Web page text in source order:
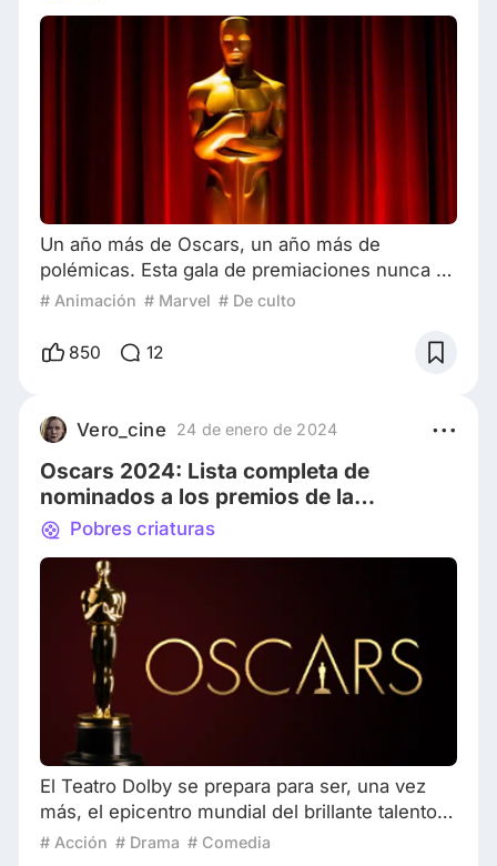
Un año más de Oscars, un año más de
polémicas. Esta gala de premiaciones nunca es
totalmente parcial, y siempre deja enojado a
anteriores, en este 2024 grandísimos
apostar por los ganadores de cada una. Sin
embargo, hay ternas en las que muy
seguramente haya controver
# Animación # Marvel # De culto
850 12
Vero_cine 24 de enero de 2024
Oscars 2024: Lista completa de
nominados a los premios de la
Academia de Hollywood 🏆
Pobres criaturas
El Teatro Dolby se prepara para ser, una vez
más, el epicentro mundial del brillante talento
del cine durante una noche única. La alfombra
# Acción # Drama # Comedia